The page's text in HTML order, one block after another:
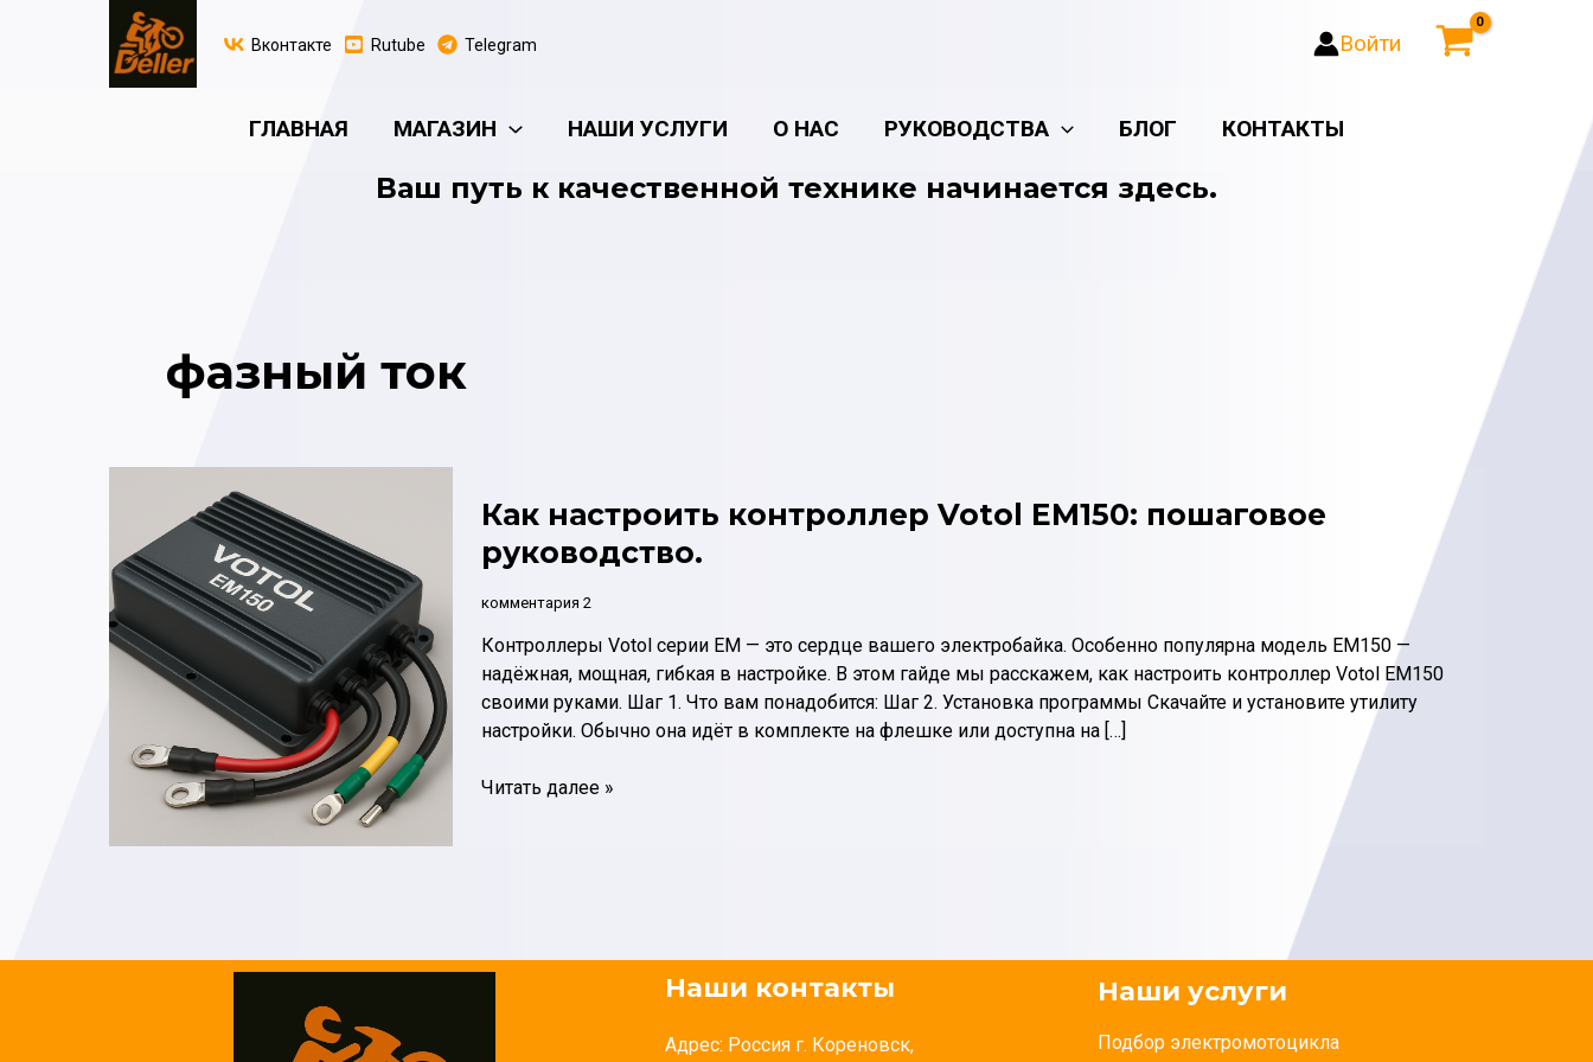
содержимому
Вконтакте Rutube Telegram Войти
ГЛАВНАЯ МАГАЗИН НАШИ УСЛУГИ О НАС РУКОВОДСТВА БЛОГ КОНТАКТЫ
Ваш путь к качественной технике начинается здесь.
фазный ток
Как настроить контроллер Votol EM150: пошаговое
руководство.
комментария 2
Контроллеры Votol серии EM — это сердце вашего электробайка. Особенно популярна модель EM150 —
надёжная, мощная, гибкая в настройке. В этом гайде мы расскажем, как настроить контроллер Votol EM150
своими руками. Шаг 1. Что вам понадобится: Шаг 2. Установка программы Скачайте и установите утилиту
настройки. Обычно она идёт в комплекте на флешке или доступна на […]
Как
руководство.
Читать далее »
Наши контакты
Адрес: Россия г. Кореновск,
Наши услуги
Подбор электромотоцикла